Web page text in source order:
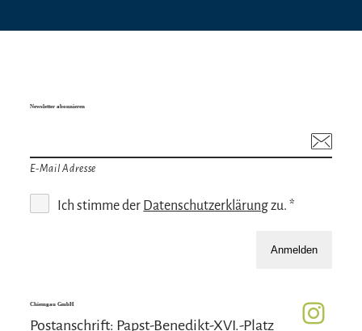
Newsletter abonnieren
E-Mail Adresse
Ich stimme der Datenschutzerklärungzu. *
Anmelden
Chiemgau GmbH
Postanschrift: Papst-Benedikt-XVI.-Platz